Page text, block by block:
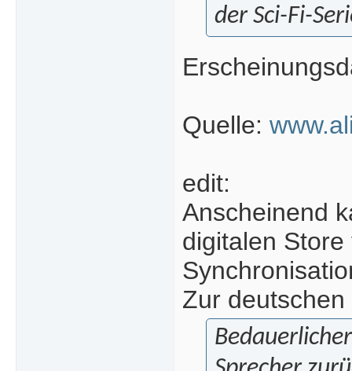
der Sci-Fi-
Quelle:
edit:
Anscheinend
digitalen
Zur